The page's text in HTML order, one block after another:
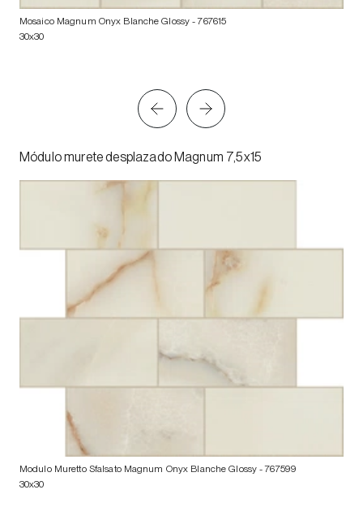
Mosaico Magnum Onyx Blanche Glossy - 767615
30x30
Módulo murete desplazado Magnum 7,5x15
Modulo Muretto Sfalsato Magnum Onyx Blanche Glossy - 767599
30x30